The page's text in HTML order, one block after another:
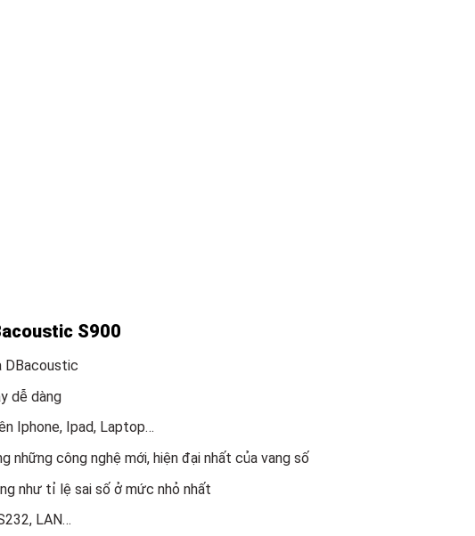
S900
DBacoustic
dễ dàng
Iphone, Ipad, Laptop…
những công nghệ mới, hiện đại nhất của vang số
như tỉ lệ sai số ở mức nhỏ nhất
LAN…